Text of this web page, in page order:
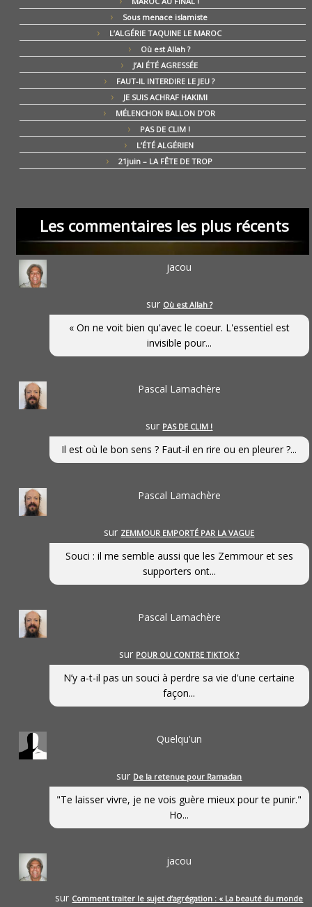
Sous menace islamiste
L’ALGÉRIE TAQUINE LE MAROC
Où est Allah ?
J’AI ÉTÉ AGRESSÉE
FAUT-IL INTERDIRE LE JEU ?
JE SUIS ACHRAF HAKIMI
MÉLENCHON BALLON D’OR
PAS DE CLIM !
L’ÉTÉ ALGÉRIEN
21juin – LA FÊTE DE TROP
Les commentaires les plus récents
jacou
sur Où est Allah ?
« On ne voit bien qu'avec le coeur. L'essentiel est
invisible pour...
Pascal Lamachère
sur PAS DE CLIM !
Il est où le bon sens ? Faut-il en rire ou en pleurer ?...
Pascal Lamachère
sur ZEMMOUR EMPORTÉ PAR LA VAGUE
Souci : il me semble aussi que les Zemmour et ses
supporters ont...
Pascal Lamachère
sur POUR OU CONTRE TIKTOK ?
N’y a-t-il pas un souci à perdre sa vie d'une certaine
façon...
Quelqu'un
sur De la retenue pour Ramadan
"Te laisser vivre, je ne vois guère mieux pour te punir."
Ho...
jacou
sur Comment traiter le sujet d’agrégation : « La beauté du monde